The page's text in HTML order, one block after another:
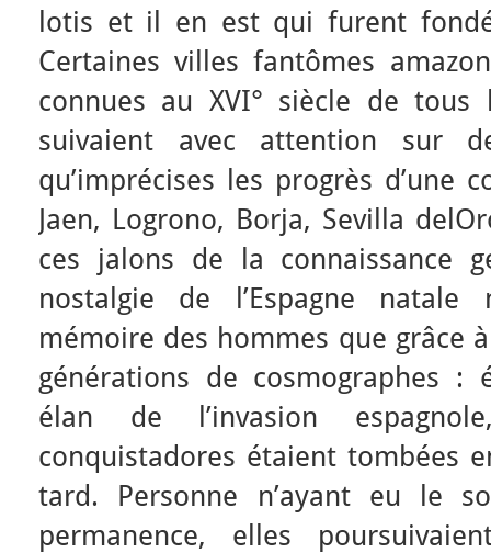
lotis et il en est qui furent
Certaines villes fantômes
connues au XVI° siècle de tous
suivaient avec attention sur
qu’imprécises les progrès d’une
Jaen, Logrono, Borja, Sevilla
ces jalons de la connaissance
nostalgie de l’Espagne
mémoire des hommes que grâce
générations de cosmographes :
élan de l’invasion
conquistadores étaient tombées
tard. Personne n’ayant eu le
permanence, elles